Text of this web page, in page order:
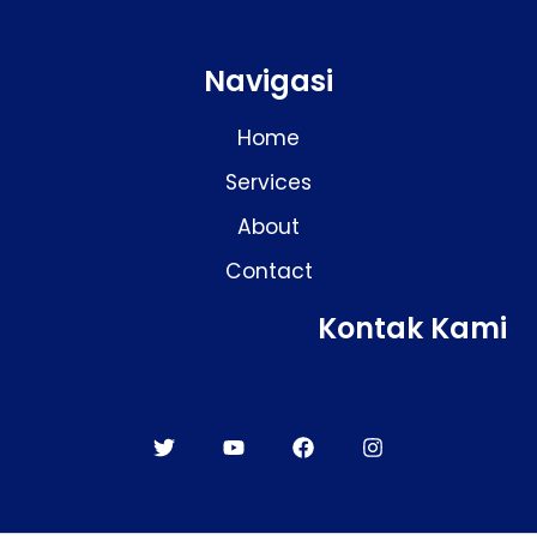
Navigasi
Home
Services
About
Contact
Kontak Kami